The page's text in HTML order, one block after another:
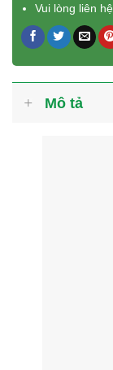
Vui lòng liên hệ
Mô tả